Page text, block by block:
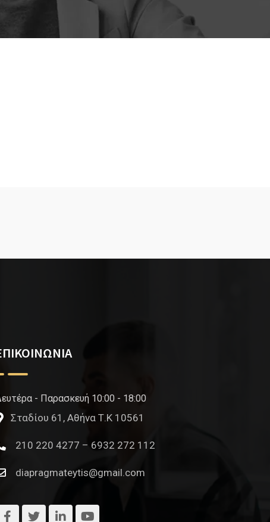
- Παρασκευή 10:00 - 18:00
Σταδίου 61, Αθήνα Τ.Κ 10561
210 220 4277 – 6932 272 112
diapragmateytis@gmail.com